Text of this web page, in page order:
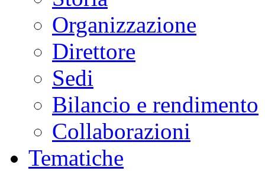
Organizzazione
Direttore
Sedi
Bilancio e rendimento
Collaborazioni
Tematiche